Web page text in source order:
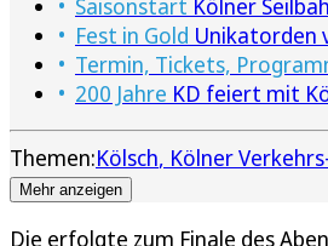
Saisonstart Kölner
Fest in Gold Unikatorden
Termin, Tickets,
200 Jahre KD feiert mit
Themen:Kölsch Kölner
Mehr anzeigen
Die erfolgte zum Finale des